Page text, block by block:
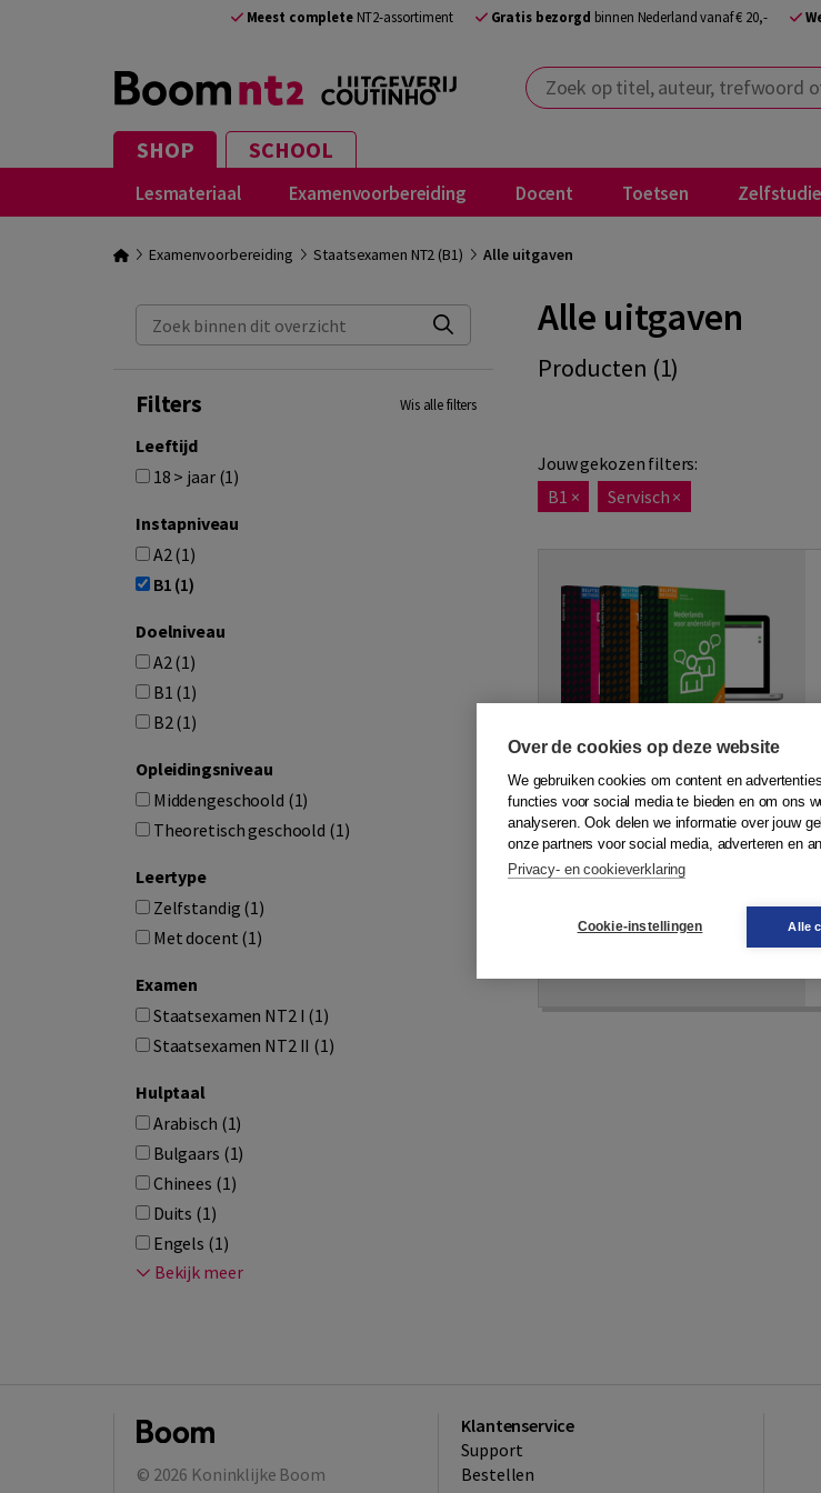
Meest completeNT2-assortiment Gratis bezorgd binnen Nederland vanaf € 20,-
Zoek op titel, auteur, trefwoord of
SHOP SCHOOL
Lesmateriaal Examenvoorbereiding Docent Toetsen Zelfstudie
Examenvoorbereiding Staatsexamen NT2 (B1) Alle uitgaven
Zoek binnen dit overzicht
Filters Wis alle filters
Leeftijd
18 > jaar (1)
Instapniveau
A2 (1)
B1 (1)
Doelniveau
A2 (1)
B1 (1)
B2 (1)
Opleidingsniveau
Middengeschoold (1)
Theoretisch geschoold (1)
Leertype
Zelfstandig (1)
Met docent (1)
Examen
Staatsexamen NT2 I (1)
Staatsexamen NT2 II (1)
Hulptaal
Arabisch (1)
Bulgaars (1)
Chinees (1)
Duits (1)
Engels (1)
Bekijk meer
Alle uitgaven
Producten (1)
Jouw gekozen filters:
B1 × Servisch ×
© 2026 Koninklijke Boom
Klantenservice
Support
Bestellen
Over de cookies op deze website
We gebruiken cookies om content en
functies voor social media te bieden en om ons
analyseren. Ook delen we informatie over jouw
onze partners voor social media, adverteren en
Privacy- en cookieverklaring
Cookie-instellingen Alle